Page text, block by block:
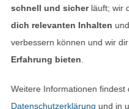
Finde
schnell und sicherläuft; wir
dich relevanten Inhalten und
verbessern können und wir dir
Erfahrung bieten
Weitere Informationen findest
Datenschutzerklärung und in